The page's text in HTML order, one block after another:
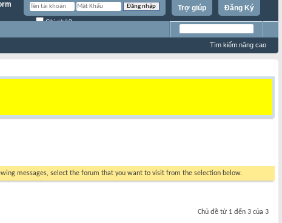
Đăng Ký
Trợ giúp
Ghi nhớ?
Tìm kiếm nâng cao
messages, select the forum that you want to visit from the selection below.
Chủ đề từ 1 đến 3 của 3